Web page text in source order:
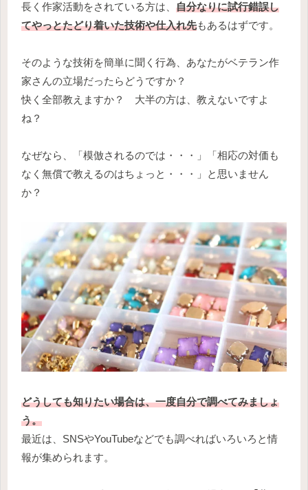
長く作家活動をされている方は、 自分なりに試行錯誤し
てやっとたどり着いた技術や仕入れ先もあるはずです。
そのような技術を簡単に聞く行為、あなたがベテラン作
家さんの立場だったらどうですか？
快く全部教えますか？ 大半の方は、教えないですよ
ね？
なぜなら、「模倣されるのでは・・・」「相応の対価も
なく無償で教えるのはちょっと・・・」と思いません
か？
どうしても知りたい場合は、一度自分で調べてみましょ
う。
最近は、SNSやYouTubeなどでも調べればいろいろと情
報が集められます。